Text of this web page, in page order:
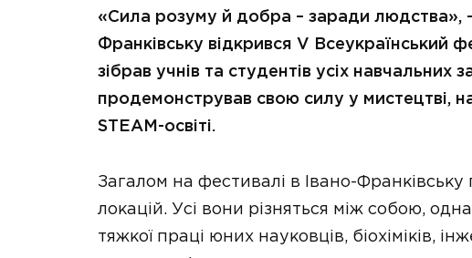
«Сила розуму й добра – заради людства»,
Франківську відкрився V Всеукраїнський
зібрав учнів та студентів усіх
продемонстрував свою силу у мистецтві,
STEAM-освіті.
Загалом на фестивалі в Івано-
локацій. Усі вони різняться між собою,
тяжкої праці юних науковців, біохіміків,